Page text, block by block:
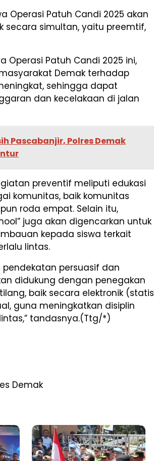
Operasi Patuh Candi 2025 akan
secara simultan, yaitu preemtif,
Operasi Patuh Candi 2025 ini,
Demak terhadap
sehingga dapat
dan kecelakaan di jalan
Pascabanjir, Polres Demak
preventif meliputi edukasi
komunitas, baik komunitas
roda empat. Selain itu,
juga akan digencarkan untuk
kepada siswa terkait
lintas.
pendekatan persuasif dan
didukung dengan penegakan
baik secara elektronik (statis
guna meningkatkan disiplin
tandasnya.(Ttg/*)
Demak